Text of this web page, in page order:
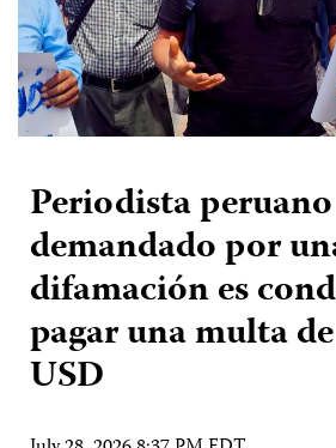
Periodista peruano
demandado por
difamación es
pagar una multa
USD